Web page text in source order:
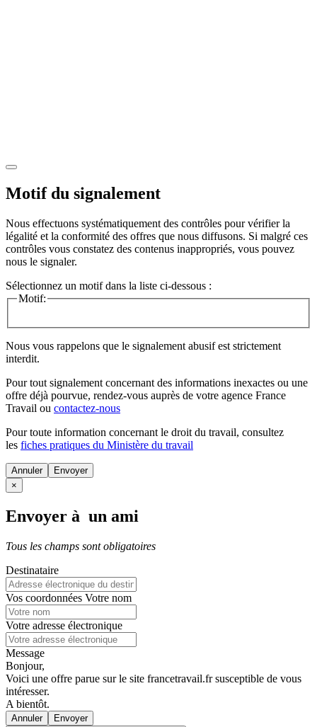
Motif du signalement
Nous effectuons systématiquement des contrôles pour vérifier la
légalité et la conformité des offres que nous diffusons. Si malgré ces
contrôles vous constatez des contenus inappropriés, vous pouvez
nous le signaler.
Sélectionnez un motif dans la liste ci-dessous :
Motif:
Nous vous rappelons que le signalement abusif est strictement
interdit.
Pour tout signalement concernant des informations inexactes ou une
offre déjà pourvue, rendez-vous auprès de votre agence France
Travail ou contactez-nous
Pour toute information concernant le droit du travail, consultez
les fiches pratiques du Ministère du travail
Annuler
×
Envoyer à un ami
Tous les champs sont obligatoires
Destinataire
Vos coordonnées Votre nom
Votre adresse électronique
Message
Bonjour,
Voici une offre parue sur le site francetravail.fr susceptible de vous
intéresser.
A bientôt.
Annuler